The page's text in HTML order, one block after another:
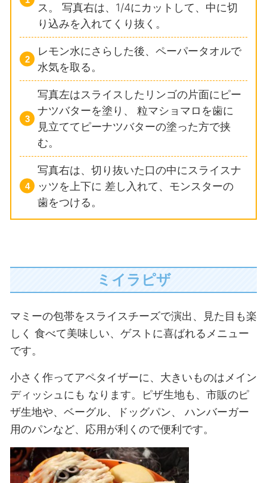
ス。
写真右は、1/4にカットして、中に切
り込みを入れてくり抜く。
レモン水にさらした後、ペーパータオルで
水気を取る。
写真左はスライスしたリンゴの片面にピー
ナツバターを塗り、
粒マショマロを歯に
見立ててピーナツバターの塗った方で挟
む。
写真右は、切り抜いた口の中にスライスナ
ッツを上下に 差し入れて、モンスターの
歯をつける。
ミイラピザ
マミーの包帯をスライスチーズで演出、見た目も楽
しく 食べて美味しい、ゲストに喜ばれるメニュー
です。
小さく作ってアペタイザーに、大きいものはメイン
ディッシュにも なります。ピザ生地も、市販のピ
ザ生地や、ベーグル、ドッグパン、
ハンバーガー
用のパンなど、応用が利くので便利です。